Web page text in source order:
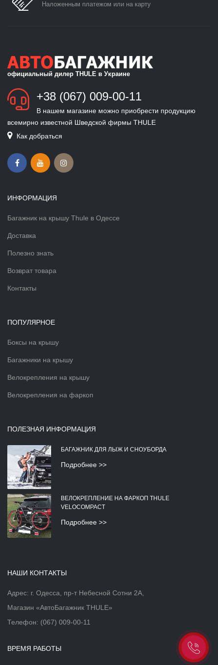
Наложенным платежом или на карту
официальный дилер THULE в Украине
+38 (067) 009-00-11
В нашем магазине можно приобрести продукцию
всемирно известной Шведской фирмы THULE
Как добраться
ИНФОРМАЦИЯ
Багажник на крышу Thule в Одессе
Доставка
Полезно знать
Возврат товара
Контакты
ПОПУЛЯРНОЕ
Боксы на крышу
Багажники на крышу
Велокрепления на крышу
Велокрепления на фаркоп
ПОЛЕЗНАЯ ИНФОРМАЦИЯ
БАГАЖНИК ДЛЯ ЛЫЖ И СНОУБОРДА
Подробнее >>
ВЕЛОКРЕПЛЕНИЕ НА ФАРКОП THULE
VELOCOMPACT
Подробнее >>
НАШИ КОНТАКТЫ
Адрес: г. Одесса, пр-т Небесной Сотни 2А,
Магазин «АвтоБагажник THULE»
Телефон: (067) 009-00-11
ВРЕМЯ РАБОТЫ